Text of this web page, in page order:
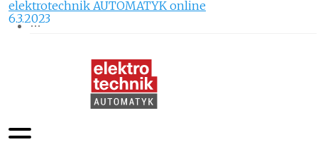
elektrotechnik AUTOMATYK online
6.3.2023